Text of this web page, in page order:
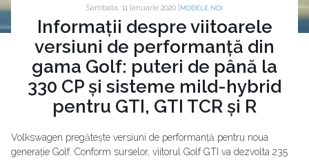
Sambata, 11 Ianuarie 2020 | MODELE NOI
Informații despre viitoarele
versiuni de performanță din
gama Golf: puteri de până la
330 CP și sisteme mild-hybrid
pentru GTI, GTI TCR și R
Volkswagen pregătește versiuni de performanță pentru noua
generație Golf. Conform surselor, viitorul Golf GTI va dezvolta 235